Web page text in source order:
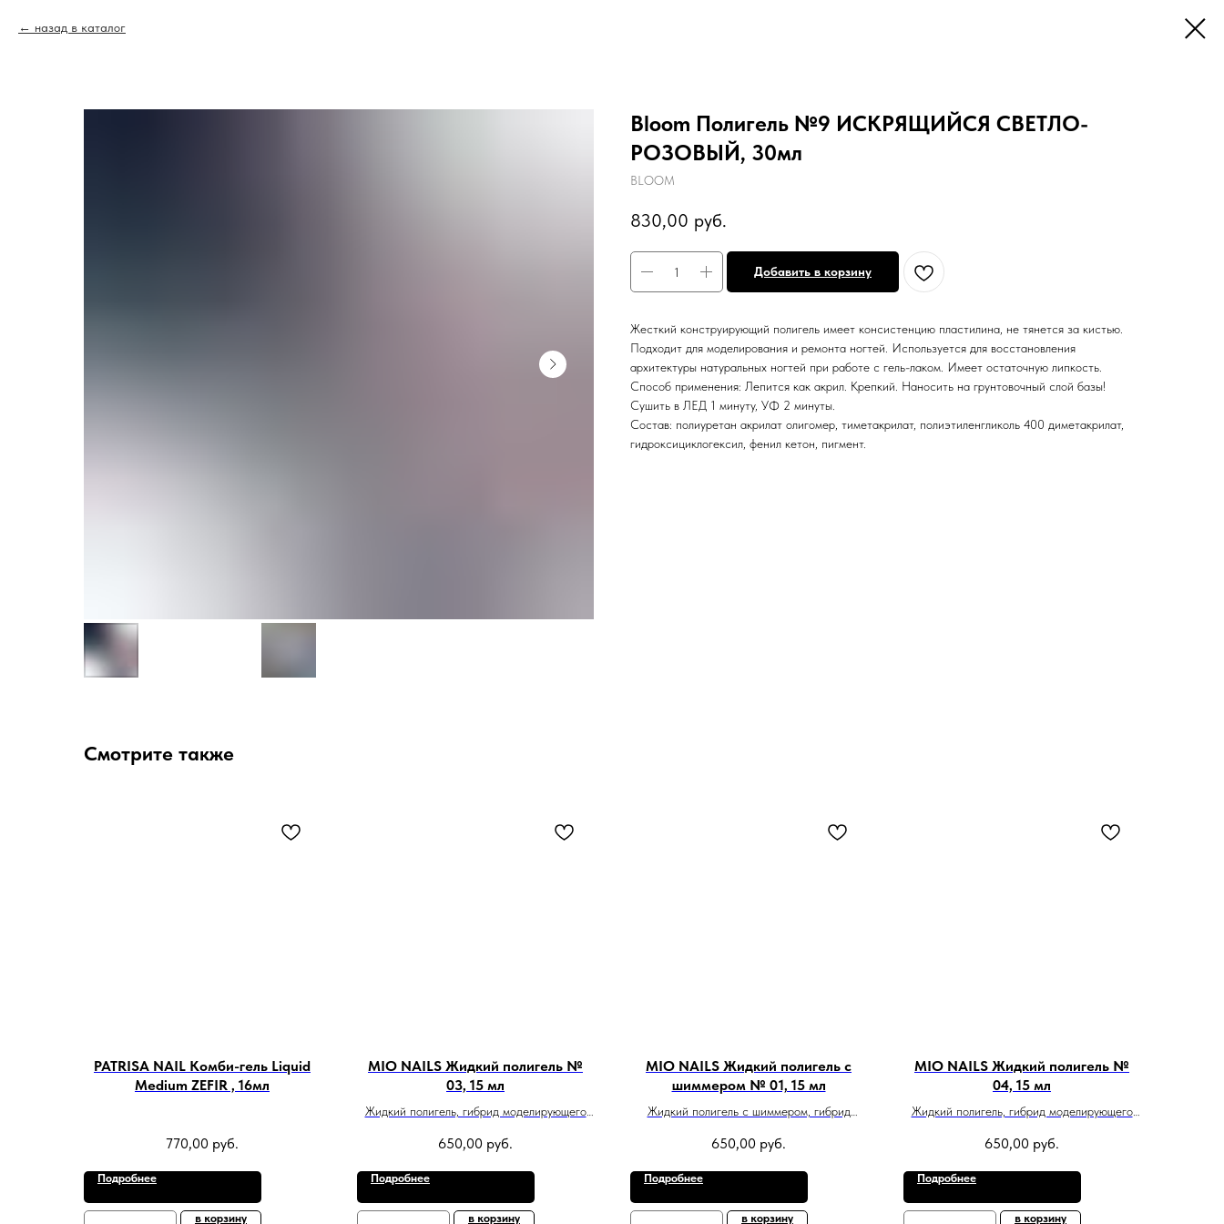
назад в каталог
Bloom Полигель №9 ИСКРЯЩИЙСЯ СВЕТЛО-
РОЗОВЫЙ, 30мл
BLOOM
830,00 руб.
Добавить в корзину
Жесткий конструирующий полигель имеет консистенцию пластилина, не тянется за кистью.
Подходит для моделирования и ремонта ногтей. Используется для восстановления
архитектуры натуральных ногтей при работе с гель-лаком. Имеет остаточную липкость.
Способ применения: Лепится как акрил. Крепкий. Наносить на грунтовочный слой базы!
Сушить в ЛЕД 1 минуту, УФ 2 минуты.
Состав: полиуретан акрилат олигомер, тиметакрилат, полиэтиленгликоль 400 диметакрилат,
гидроксициклогексил, фенил кетон, пигмент.
Смотрите также
PATRISA NAIL Комби-гель Liquid
Medium ZEFIR , 16мл
770,00 руб.
Подробнее
в корзину
MIO NAILS Жидкий полигель №
03, 15 мл
Жидкий полигель, гибрид моделирующего
650,00 руб.
Подробнее
в корзину
MIO NAILS Жидкий полигель с
шиммером № 01, 15 мл
Жидкий полигель c шиммером, гибрид
650,00 руб.
Подробнее
в корзину
MIO NAILS Жидкий полигель №
04, 15 мл
Жидкий полигель, гибрид моделирующего
650,00 руб.
Подробнее
в корзину